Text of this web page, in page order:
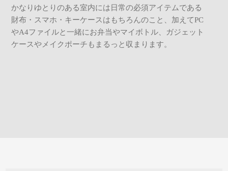
かなりゆとりのある室内には日常の必須アイテムである
財布・スマホ・キーケースはもちろんのこと、加えてPC
やA4ファイルと一緒にお弁当やマイボトル、ガジェット
ケースやメイクポーチもまるっと収まります。